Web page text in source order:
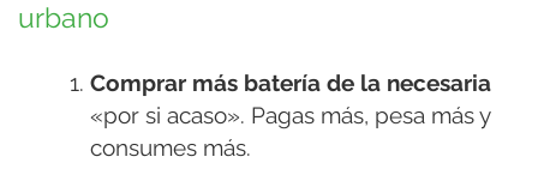
urbano
Comprar más batería de la necesaria
«por si acaso». Pagas más, pesa más y
consumes más.